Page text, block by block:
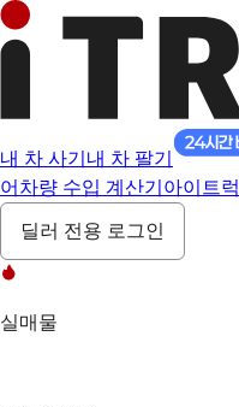
내 차 사기 내 차 팔기
어 차량 수입 계산기 아이트럭
딜러 전용 로그인
실매물